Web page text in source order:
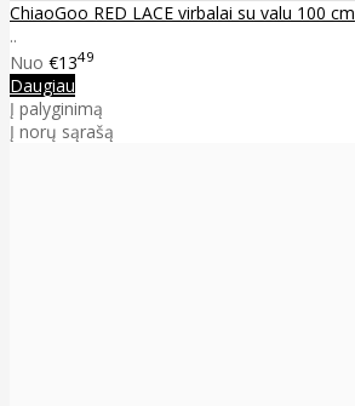
ChiaoGoo RED LACE virbalai su valu 100 cm
..
Nuo €1349
Daugiau
Į palyginimą
Į norų sąrašą